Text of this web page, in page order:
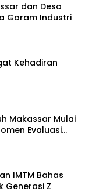
dan Desa
Garam Industri
Kehadiran
Makassar Mulai
Evaluasi
IMTM Bahas
Generasi Z